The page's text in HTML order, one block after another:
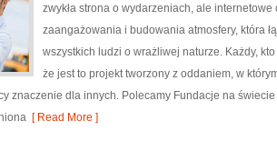
zwykła strona o wydarzeniach, ale
zaangażowania i budowania atmosfery, która
wszystkich ludzi o wrażliwej naturze. Każdy,
że jest to projekt tworzony z oddaniem, w
znaczenie dla innych. Polecamy Fundacje na
[ Read More ]